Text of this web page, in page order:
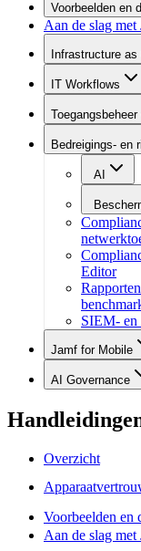
Voorbeelden en
Aan de slag
Infrastructure as
IT Workflows
Bedreigings- en
AI
Editor
SIEM-
Jamf for Mobile
AI Governance
Overzicht
Voorbeelden en
Aan de slag